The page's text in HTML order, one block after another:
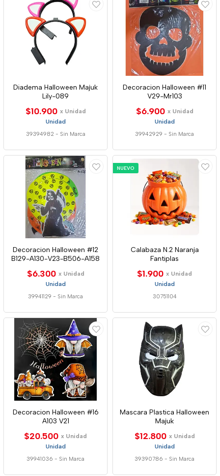
Diadema Halloween Majuk
Lily-089
$10.900 x Unidad
Unidad
39394982 - Sin Marca
Decoracion Halloween #11
V29-Mr103
$6.900 x Unidad
Unidad
39942929 - Sin Marca
Decoracion Halloween #12
B129-A130-V23-B506-A158
$6.300 x Unidad
Unidad
39941129 - Sin Marca
NUEVO
Calabaza N.2 Naranja
Fantiplas
$1.900 x Unidad
Unidad
30751104
Decoracion Halloween #16
A103 V21
$20.500 x Unidad
Unidad
39941036 - Sin Marca
Mascara Plastica Halloween
Majuk
$12.800 x Unidad
Unidad
39390786 - Sin Marca